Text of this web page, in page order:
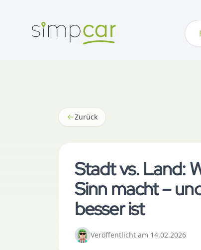
Zurück
Stadt vs. Land:
Sinn macht –
besser ist
Veröffentlicht am 14.02.2026